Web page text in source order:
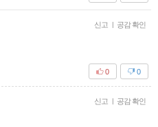
신고 공감 확인
0
0
신고 공감 확인